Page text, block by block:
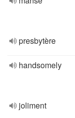
presbytère
handsomely
joliment